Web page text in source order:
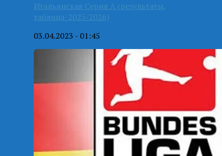
Итальянская Серия А (результаты,
таблица-2025/2026)
03.04.2023 - 01:45